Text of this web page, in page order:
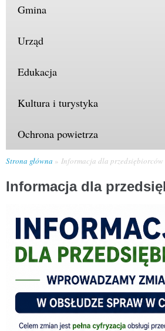
Gmina
Urząd
Edukacja
Kultura i turystyka
Ochrona powietrza
Strona główna Informacja dla przedsiębiorców
Informacja dla